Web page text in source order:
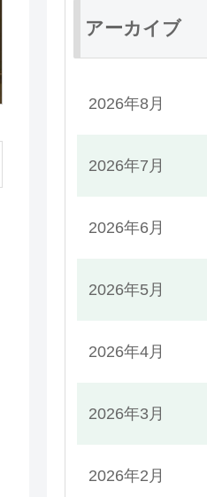
アーカイブ
2026年8月
2026年7月
2026年6月
2026年5月
2026年4月
2026年3月
2026年2月